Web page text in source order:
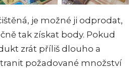
je možné ji odprodat,
tak získat body. Pokud
zrát příliš dlouho a
požadované množství